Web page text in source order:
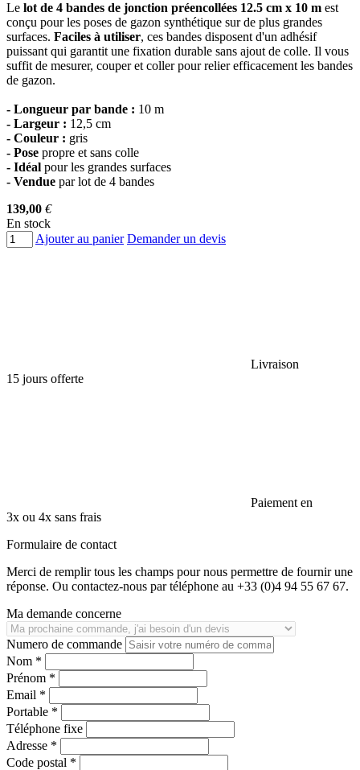
Le lot de 4 bandes de jonction préencollées 12.5 cm x 10 m est
conçu pour les poses de gazon synthétique sur de plus grandes
surfaces. Faciles à utiliser, ces bandes disposent d'un adhésif
puissant qui garantit une fixation durable sans ajout de colle. Il vous
suffit de mesurer, couper et coller pour relier efficacement les bandes
de gazon.
- Longueur par bande : 10 m
- Largeur : 12,5 cm
- Couleur : gris
- Pose propre et sans colle
- Idéal pour les grandes surfaces
- Vendue par lot de 4 bandes
139,00 €
En stock
Ajouter au panier Demander un devis
Livraison
15 jours offerte
Paiement en
3x ou 4x sans frais
Formulaire de contact
Merci de remplir tous les champs pour nous permettre de fournir une
réponse. Ou contactez-nous par téléphone au +33 (0)4 94 55 67 67.
Ma demande concerne
Numero de commande
Nom *
Prénom *
Email *
Portable *
Téléphone fixe
Adresse *
Code postal *